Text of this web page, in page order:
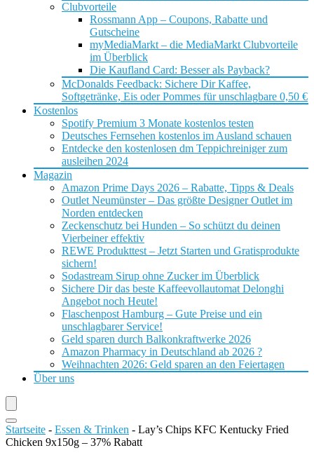
Clubvorteile
Rossmann App – Coupons, Rabatte und
Gutscheine
myMediaMarkt – die MediaMarkt Clubvorteile
im Überblick
Die Kaufland Card: Besser als Payback?
McDonalds Feedback: Sichere Dir Kaffee,
Softgetränke, Eis oder Pommes für unschlagbare 0,50 €
Kostenlos
Spotify Premium 3 Monate kostenlos testen
Deutsches Fernsehen kostenlos im Ausland schauen
Entdecke den kostenlosen dm Teppichreiniger zum
ausleihen 2024
Magazin
Amazon Prime Days 2026 – Rabatte, Tipps & Deals
Outlet Neumünster – Das größte Designer Outlet im
Norden entdecken
Zeckenschutz bei Hunden – So schützt du deinen
Vierbeiner effektiv
REWE Produkttest – Jetzt Starten und Gratisprodukte
sichern!
Sodastream Sirup ohne Zucker im Überblick
Sichere Dir das beste Kaffeevollautomat Delonghi
Angebot noch Heute!
Flaschenpost Hamburg – Gute Preise und ein
unschlagbarer Service!
Geld sparen durch Balkonkraftwerke 2026
Amazon Pharmacy in Deutschland ab 2026 ?
Weihnachten 2026: Geld sparen an den Feiertagen
Über uns
Startseite - Essen & Trinken - Lay’s Chips KFC Kentucky Fried
Chicken 9x150g – 37% Rabatt